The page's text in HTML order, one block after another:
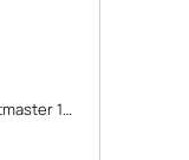
Блешня Kalipso Kastmaster 10.5g, колір 254